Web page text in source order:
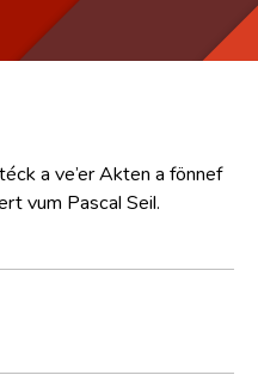
a ve’er Akten a fönnef
vum Pascal Seil.